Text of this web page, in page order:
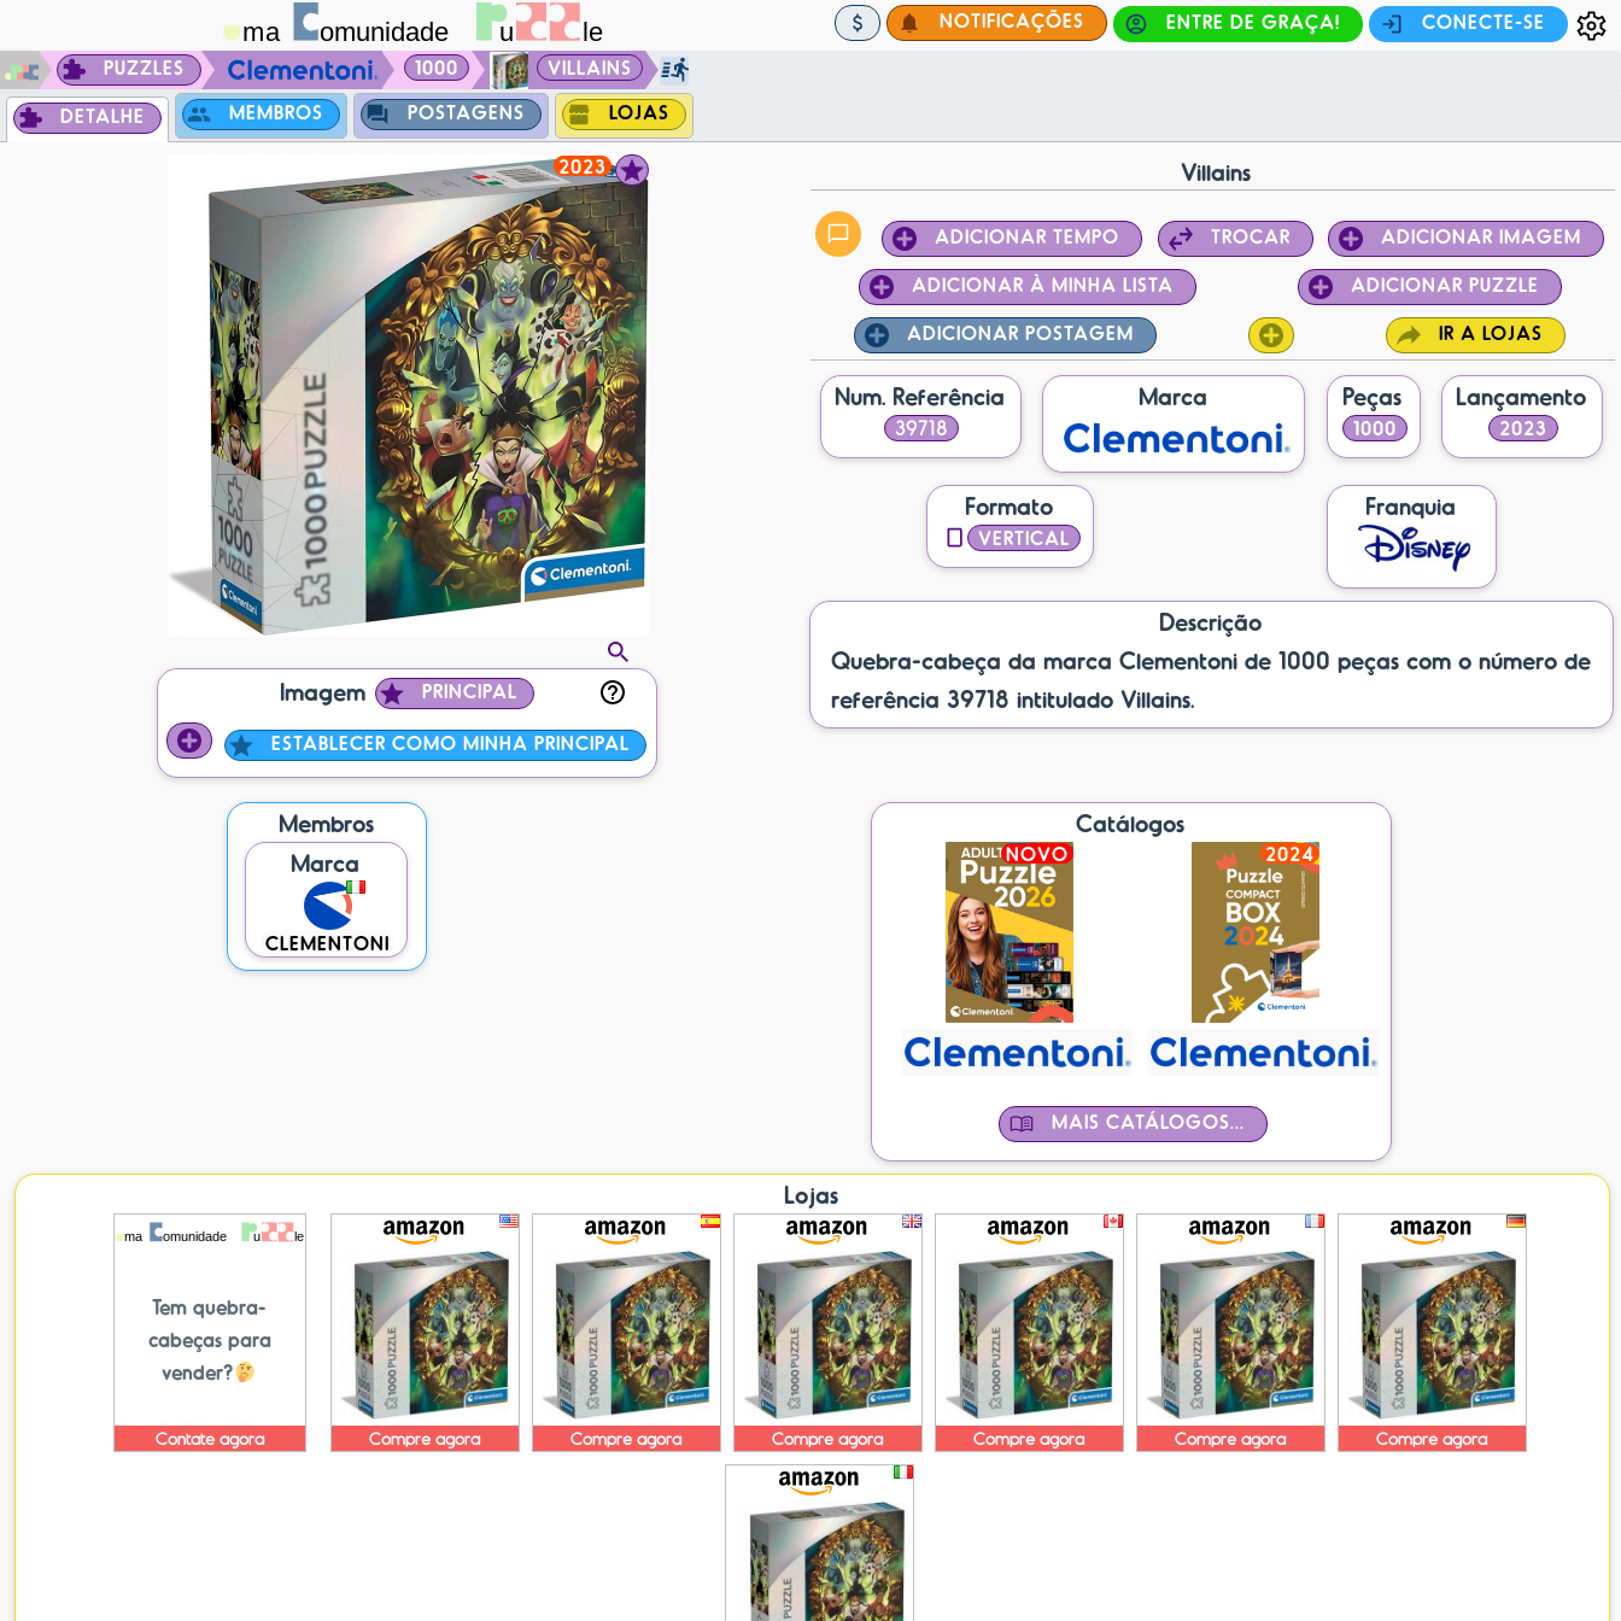
NOTIFICAÇÕES ENTRE DE GRAÇA!
CONECTE-SE
PUZZLES
1000 VILLAINS
DETALHE MEMBROS POSTAGENS LOJAS
2023
Imagem PRINCIPAL
ESTABLECER COMO MINHA PRINCIPAL
Villains
ADICIONAR TEMPO TROCAR ADICIONAR IMAGEM
ADICIONAR À MINHA LISTA ADICIONAR PUZZLE
ADICIONAR POSTAGEM IR A LOJAS
Num. Referência
39718
Marca Peças
1000
Lançamento
2023
Formato
VERTICAL
Franquia
Descrição
Quebra-cabeça da marca Clementoni de 1000 peças com o número de
referência 39718 intitulado Villains.
Membros
Marca
CLEMENTONI
Catálogos
NOVO 2024
MAIS CATÁLOGOS...
Lojas
Tem quebra-
cabeças para
vender?
Contate agora Compre agora Compre agora Compre agora Compre agora Compre agora Compre agora